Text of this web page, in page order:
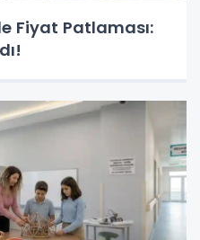
Fiyat Patlaması: